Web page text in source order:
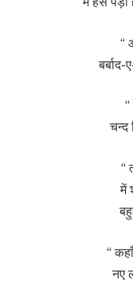
“
बर्बाद-
चन्द
“
में
“
नए